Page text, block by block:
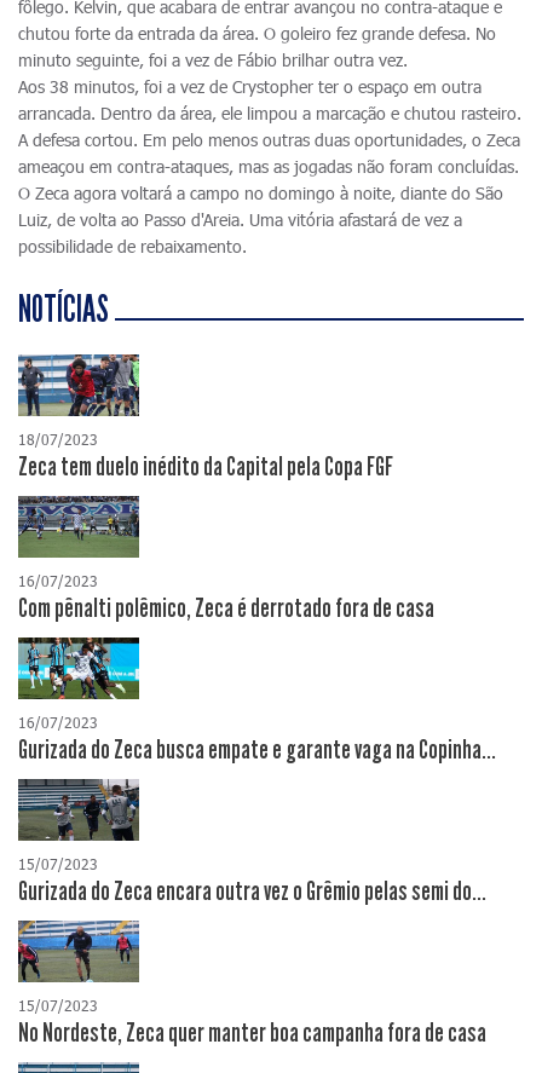
fôlego. Kelvin, que acabara de entrar avançou no contra-ataque e
chutou forte da entrada da área. O goleiro fez grande defesa. No
minuto seguinte, foi a vez de Fábio brilhar outra vez.
Aos 38 minutos, foi a vez de Crystopher ter o espaço em outra
arrancada. Dentro da área, ele limpou a marcação e chutou rasteiro.
A defesa cortou. Em pelo menos outras duas oportunidades, o Zeca
ameaçou em contra-ataques, mas as jogadas não foram concluídas.
O Zeca agora voltará a campo no domingo à noite, diante do São
Luiz, de volta ao Passo d'Areia. Uma vitória afastará de vez a
possibilidade de rebaixamento.
NOTÍCIAS
18/07/2023
Zeca tem duelo inédito da Capital pela Copa FGF
16/07/2023
Com pênalti polêmico, Zeca é derrotado fora de casa
16/07/2023
Gurizada do Zeca busca empate e garante vaga na Copinha...
15/07/2023
Gurizada do Zeca encara outra vez o Grêmio pelas semi do...
15/07/2023
No Nordeste, Zeca quer manter boa campanha fora de casa